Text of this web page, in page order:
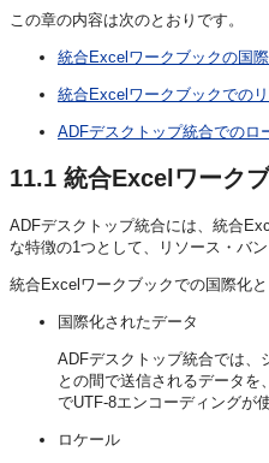
この章の内容は次のとおりです。
統合Excelワークブックの国
統合Excelワークブックでの
ADFデスクトップ統合でのロ
11.1 統合Excelワーク
ADFデスクトップ統合には、統合
な特徴の1つとして、リソース・バ
統合Excelワークブックでの国際化
国際化されたデータ
ADFデスクトップ統合では、
との間で送信されるデータ
でUTF-8エンコーディングが
ロケール